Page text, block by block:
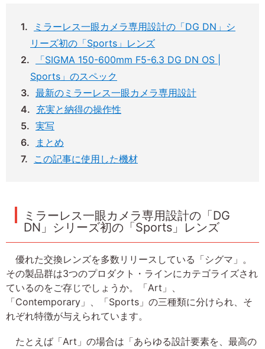
ミラーレス一眼カメラ専用設計の「DG DN」シ
リーズ初の「Sports」レンズ
「SIGMA 150-600mm F5-6.3 DG DN OS |
Sports」のスペック
最新のミラーレス一眼カメラ専用設計
充実と納得の操作性
実写
まとめ
この記事に使用した機材
ミラーレス一眼カメラ専用設計の「DG
DN」シリーズ初の「Sports」レンズ
優れた交換レンズを多数リリースしている「シグマ」。
その製品群は3つのプロダクト・ラインにカテゴライズされ
ているのをご存じでしょうか。「Art」、
「Contemporary」、「Sports」の三種類に分けられ、そ
れぞれ特徴が与えられています。
たとえば「Art」の場合は「あらゆる設計要素を、最高の